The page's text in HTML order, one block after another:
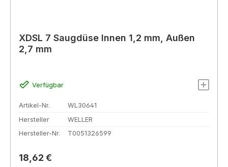
XDSL 7 Saugdüse Innen 1,2 mm, Außen
2,7 mm
Verfügbar
Artikel-Nr.
WL30641
Hersteller
WELLER
Hersteller-Nr.
T0051326599
Regulärer Preis:
18,62 €